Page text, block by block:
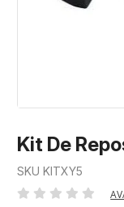
Kit De
SKU KITXY5